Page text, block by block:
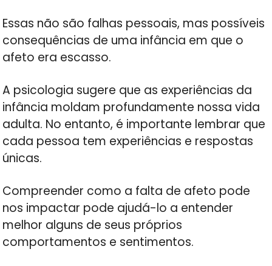
Essas não são falhas pessoais, mas possíveis
consequências de uma infância em que o
afeto era escasso.
A psicologia sugere que as experiências da
infância moldam profundamente nossa vida
adulta. No entanto, é importante lembrar que
cada pessoa tem experiências e respostas
únicas.
Compreender como a falta de afeto pode
nos impactar pode ajudá-lo a entender
melhor alguns de seus próprios
comportamentos e sentimentos.